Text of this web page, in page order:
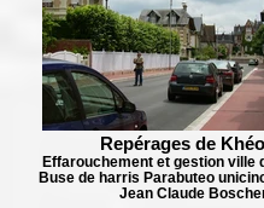
Repérages de
Effarouchement et gestion ville
Buse de harris Parabuteo
Jean Claude